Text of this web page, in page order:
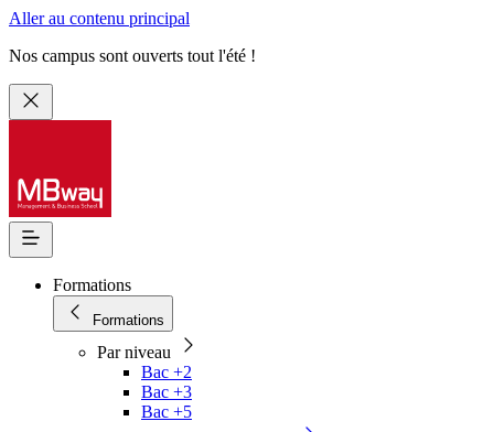
Aller au contenu principal
Nos campus sont ouverts tout l'été !
Formations
Formations
Par niveau
Bac +2
Bac +3
Bac +5